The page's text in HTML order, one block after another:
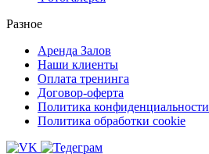
Разное
Аренда Залов
Наши клиенты
Оплата тренинга
Договор-оферта
Политика конфиденциальности
Политика обработки cookie